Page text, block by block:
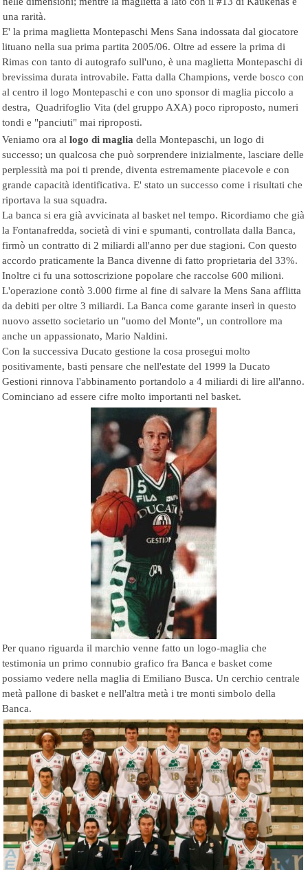
una rarità.
E' la prima maglietta Montepaschi Mens Sana indossata dal giocatore
lituano nella sua prima partita 2005/06. Oltre ad essere la prima di
Rimas con tanto di autografo sull'uno, è una maglietta Montepaschi di
brevissima durata introvabile. Fatta dalla Champions, verde bosco con
al centro il logo Montepaschi e con uno sponsor di maglia piccolo a
destra, Quadrifoglio Vita (del gruppo AXA) poco riproposto, numeri
tondi e "panciuti" mai riproposti.
Veniamo ora al logo di maglia della Montepaschi, un logo di
successo; un qualcosa che può sorprendere inizialmente, lasciare delle
perplessità ma poi ti prende, diventa estremamente piacevole e con
grande capacità identificativa. E' stato un successo come i risultati che
riportava la sua squadra.
La banca si era già avvicinata al basket nel tempo. Ricordiamo che già
la Fontanafredda, società di vini e spumanti, controllata dalla Banca,
firmò un contratto di 2 miliardi all'anno per due stagioni. Con questo
accordo praticamente la Banca divenne di fatto proprietaria del 33%.
Inoltre ci fu una sottoscrizione popolare che raccolse 600 milioni.
L'operazione contò 3.000 firme al fine di salvare la Mens Sana afflitta
da debiti per oltre 3 miliardi. La Banca come garante inserì in questo
nuovo assetto societario un "uomo del Monte", un controllore ma
anche un appassionato, Mario Naldini.
Con la successiva Ducato gestione la cosa prosegui molto
positivamente, basti pensare che nell'estate del 1999 la Ducato
Gestioni rinnova l'abbinamento portandolo a 4 miliardi di lire all'anno.
Cominciano ad essere cifre molto importanti nel basket.
Per quano riguarda il marchio venne fatto un logo-maglia che
testimonia un primo connubio grafico fra Banca e basket come
possiamo vedere nella maglia di Emiliano Busca. Un cerchio centrale
metà pallone di basket e nell'altra metà i tre monti simbolo della
Banca.